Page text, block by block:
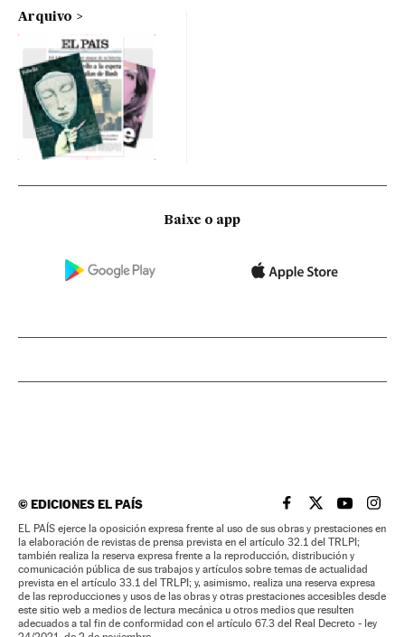
Arquivo
Baixe o app
©EDICIONES EL PAÍS EL PAÍS BRASIL EN
EL PAÍSEL PAÍS
EL
EL PAÍS ejerce la oposición expresa frente al uso de sus obras y prestaciones en
la elaboración de revistas de prensa prevista en el artículo 32.1 del TRLPI;
también realiza la reserva expresa frente a la reproducción, distribución y
comunicación pública de sus trabajos y artículos sobre temas de actualidad
prevista en el artículo 33.1 del TRLPI; y, asimismo, realiza una reserva expresa
de las reproducciones y usos de las obras y otras prestaciones accesibles desde
este sitio web a medios de lectura mecánica u otros medios que resulten
adecuados a tal fin de conformidad con el artículo 67.3 del Real Decreto - ley